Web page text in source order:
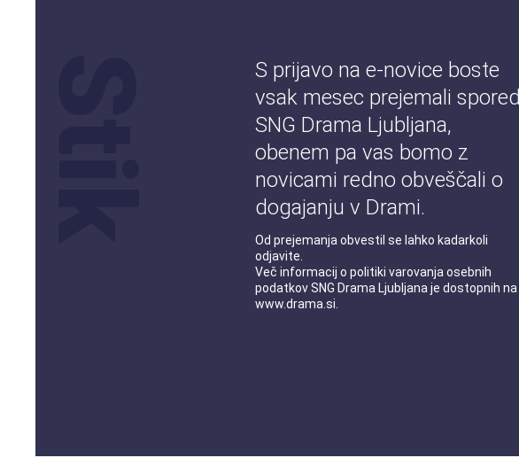
S prijavo na e-novice boste
vsak mesec prejemali spored
SNG Drama Ljubljana,
obenem pa vas bomo z
novicami redno obveščali o
dogajanju v Drami.
Od prejemanja obvestil se lahko kadarkoli
odjavite.
Več informacij o politiki varovanja osebnih
podatkovSNG Drama Ljubljana je dostopnih na
www.drama.si